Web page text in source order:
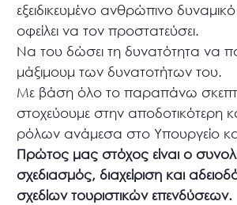
εξειδικευμένο ανθρώπινο δυναμικό
οφείλει να τον προστατεύσει.
Να του δώσει τη δυνατότητα να
μάξιμουμ των δυνατοτήτων του.
Με βάση όλο το παραπάνω
στοχεύουμε στην αποδοτικότερη
ρόλων ανάμεσα στο Υπουργείο
Πρώτος μας στόχος είναι ο
σχεδιασμός, διαχείριση και
σχεδίων τουριστικών επενδύσεων.